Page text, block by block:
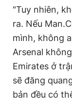
"Tuy nhiên,
ra. Nếu
mình, không
Arsenal
Emirates ở
sẽ đăng
bản đều có